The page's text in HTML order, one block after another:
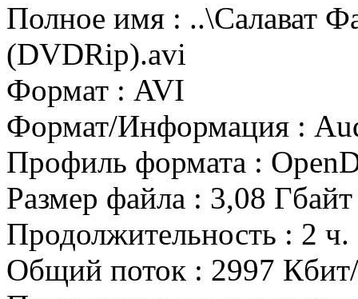
Полное имя : ..\Салават
(DVDRip).avi
Формат : AVI
Формат/Информация :
Профиль формата :
Размер файла : 3,08 Гбайт
Продолжительность : 2
Общий поток : 2997